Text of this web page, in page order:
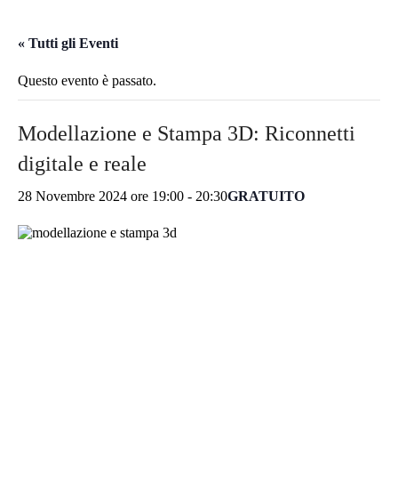
« Tutti gli Eventi
Questo evento è passato.
Modellazione e Stampa 3D: Riconnetti
digitale e reale
28 Novembre 2024 ore 19:00 - 20:30GRATUITO